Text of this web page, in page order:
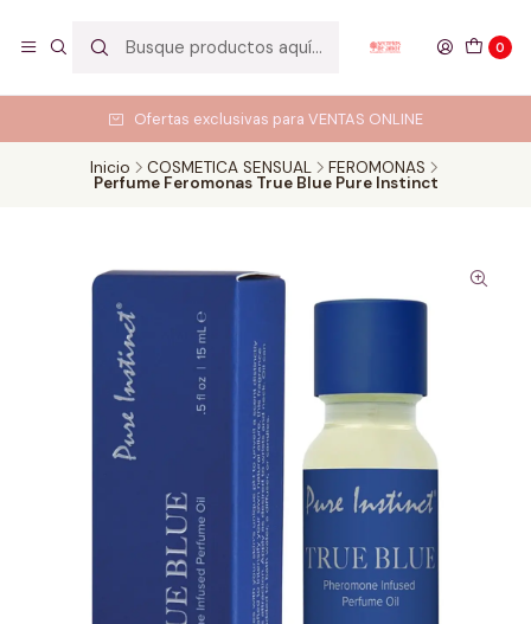
0
Ofertas exclusivas para VENTAS ONLINE
Inicio COSMETICA SENSUAL FEROMONAS
Perfume Feromonas True Blue Pure Instinct